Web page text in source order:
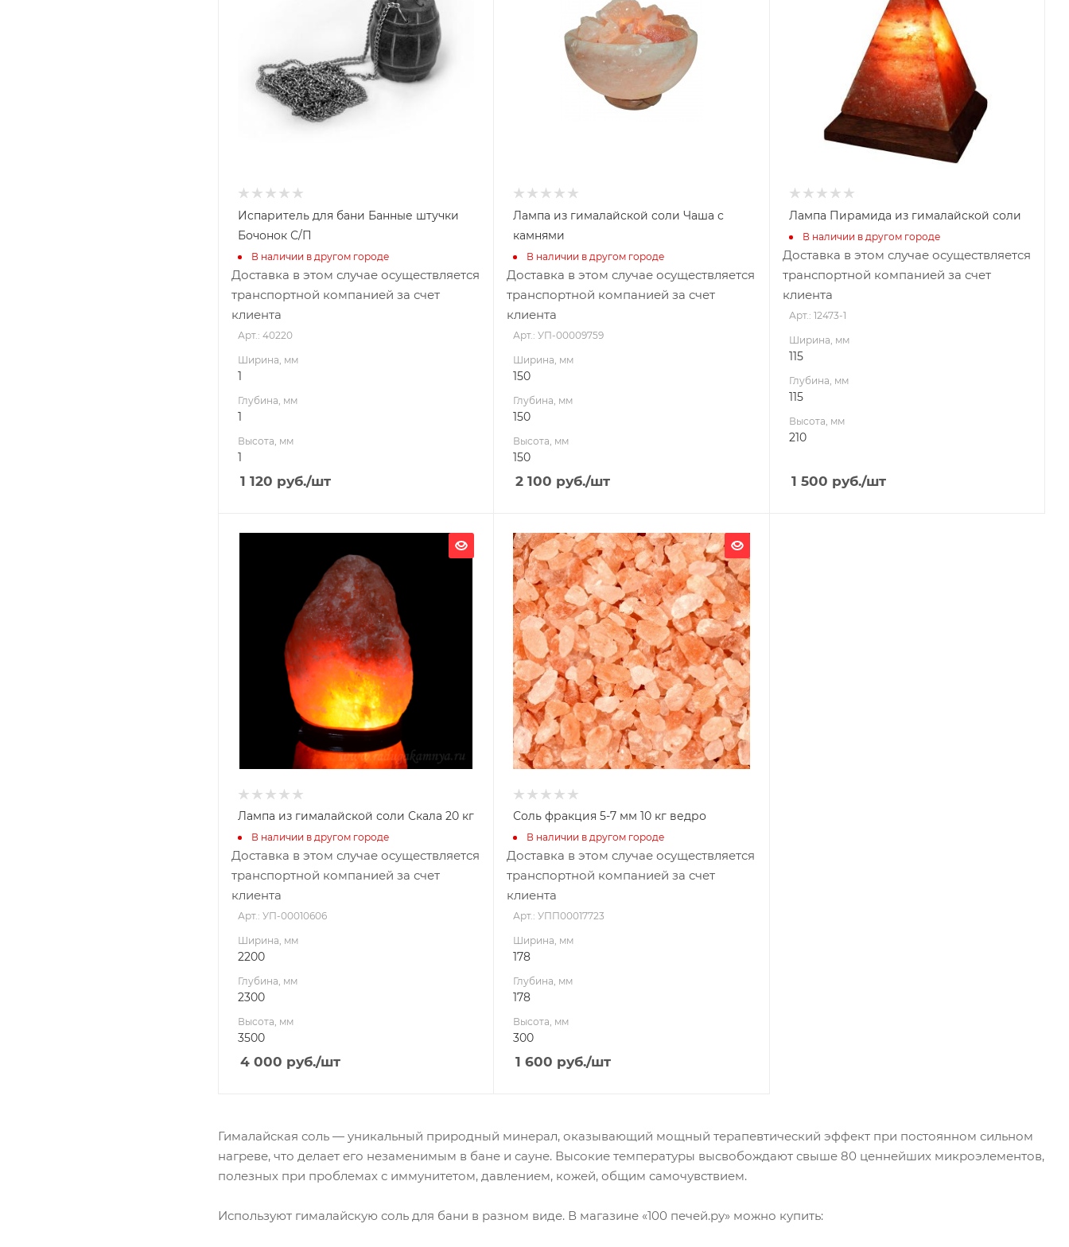
Испаритель для бани Банные штучки
Бочонок С/П
В наличии в другом городе
Доставка в этом случае осуществляется
транспортной компанией за счет
клиента
Арт.: 40220
Ширина, мм
1
Глубина, мм
1
Высота, мм
1
1 120 руб./шт
Лампа из гималайской соли Чаша с
камнями
В наличии в другом городе
Доставка в этом случае осуществляется
транспортной компанией за счет
клиента
Арт.: УП-00009759
Ширина, мм
150
Глубина, мм
150
Высота, мм
150
2 100 руб./шт
Лампа Пирамида из гималайской соли
В наличии в другом городе
Доставка в этом случае осуществляется
транспортной компанией за счет
клиента
Арт.: 12473-1
Ширина, мм
115
Глубина, мм
115
Высота, мм
210
1 500 руб./шт
Лампа из гималайской соли Скала 20 кг
В наличии в другом городе
Доставка в этом случае осуществляется
транспортной компанией за счет
клиента
Арт.: УП-00010606
Ширина, мм
2200
Глубина, мм
2300
Высота, мм
3500
4 000 руб./шт
Ширина, мм
178
Глубина, мм
178
Высота, мм
300
Соль фракция 5-7 мм 10 кг ведро
В наличии в другом городе
Доставка в этом случае осуществляется
транспортной компанией за счет
клиента
Арт.: УПП00017723
Ширина, мм
178
Глубина, мм
178
Высота, мм
300
1 600 руб./шт
Гималайская соль — уникальный природный минерал, оказывающий мощный терапевтический эффект при постоянном сильном
нагреве, что делает его незаменимым в бане и сауне. Высокие температуры высвобождают свыше 80 ценнейших микроэлементов,
полезных при проблемах с иммунитетом, давлением, кожей, общим самочувствием.
Используют гималайскую соль для бани в разном виде. В магазине «100 печей.ру» можно купить: